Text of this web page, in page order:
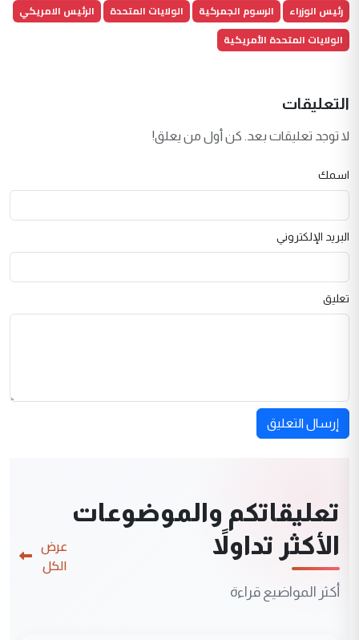
رئيس الوزراء
الرسوم الجمركية الولايات المتحدة
الرئيس الامريكي
الولايات المتحدة الأمريكية
التعليقات
لا توجد تعليقات بعد. كن أول من يعلق!
اسمك
البريد الإلكتروني
تعليق
إرسال التعليق
تعليقاتكم والموضوعات
الأكثر تداولاً
أكثر المواضيع قراءة
عرض
الكل